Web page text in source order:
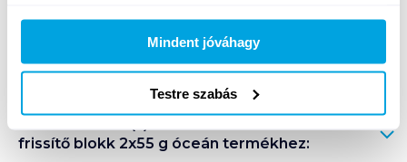
Mindent jóváhagy
Testre szabás
Bevásárlólistához adom Értesíts, ha olcsóbb!
frissítő blokk 2x55 g óceán termékhez: